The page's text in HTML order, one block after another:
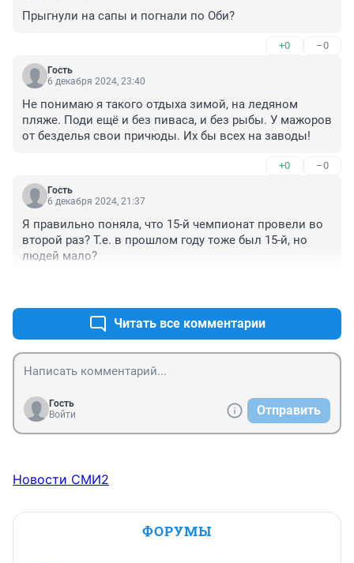
Прыгнули на сапы и погнали по Оби?
+0 –0
Гость
6 декабря 2024, 23:40
Не понимаю я такого отдыха зимой, на ледяном
пляже. Поди ещё и без пиваса, и без рыбы. У мажоров
от безделья свои причюды. Их бы всех на заводы!
+0 –0
Гость
6 декабря 2024, 21:37
Я правильно поняла, что 15-й чемпионат провели во
второй раз? Т.е. в прошлом году тоже был 15-й, но
людей мало?
Читать все комментарии
Гость
Войти
Отправить
Новости СМИ2
ФОРУМЫ